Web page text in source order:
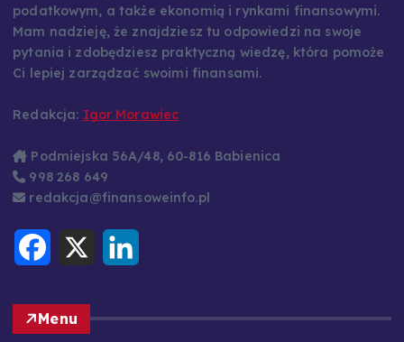
podatkowym, a także ekonomią i rynkami finansowymi.
Mam nadzieję, że znajdziesz tu odpowiedzi na swoje
pytania i zdobędziesz praktyczną wiedzę, która pomoże
Ci lepiej zarządzać swoimi finansami.
Redakcja: Igor Morawiec
Podmiejska 56A/48, 60-816 Babienica
998 268 649
redakcja@finansoweinfo.pl
o
o
k
X
I
Menu